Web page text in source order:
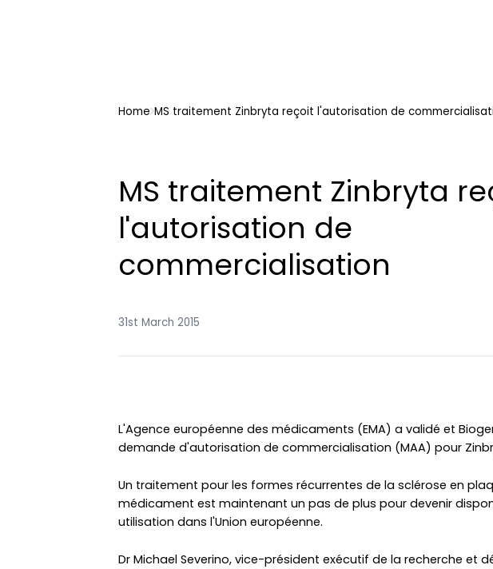
Home MS traitement Zinbryta reçoit l'autorisation de
MS traitement Zinbryta
l'autorisation de
commercialisation
31st March 2015
L'Agence européenne des médicaments (EMA) a validé et
demande d'autorisation de commercialisation (MAA) pour
Un traitement pour les formes récurrentes de la sclérose en
médicament est maintenant un pas de plus pour devenir
utilisation dans l'Union européenne.
Dr Michael Severino, vice-président exécutif de la recherche et